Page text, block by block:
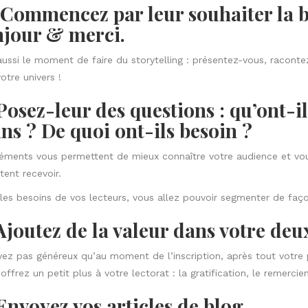
par leur souhaiter la
& merci.
le moment de faire du storytelling : présentez-vous,
univers !
leur des questions : qu’ont-
? De quoi ont-ils besoin ?
vous permettent de mieux connaître votre audience et
recevoir.
besoins de vos lecteurs, vous allez pouvoir segmenter de
de la valeur dans votre
pas généreux qu’au moment de l’inscription, après tout
un petit plus à votre lectorat : la gratification, le